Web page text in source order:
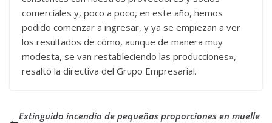
comerciales y, poco a poco, en este año, hemos
podido comenzar a ingresar, y ya se empiezan a ver
los resultados de cómo, aunque de manera muy
modesta, se van restableciendo las producciones»,
resaltó la directiva del Grupo Empresarial.
Extinguido incendio de pequeñas proporciones en muelle